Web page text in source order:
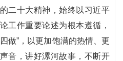
二十大精神，始终以习近平
工作重要论述为根本遵循，
做”，以更加饱满的热情、更
音，讲好漯河故事，不断开